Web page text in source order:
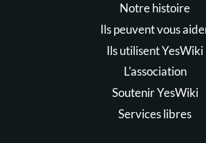
Notre histoire
Ils peuvent vous
Ils utilisent YesWiki
L'association
Soutenir YesWiki
Services libres